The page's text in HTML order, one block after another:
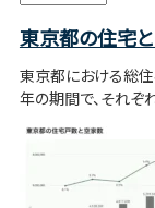
東京都の住宅
東京都における総
年の期間で、それぞ